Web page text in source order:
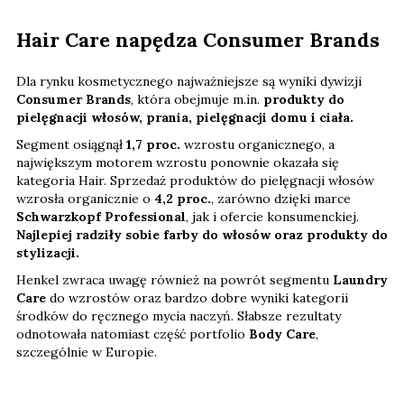
Hair Care napędza Consumer Brands
Dla rynku kosmetycznego najważniejsze są wyniki dywizji
Consumer Brands, która obejmuje m.in. produkty do
pielęgnacji włosów, prania, pielęgnacji domu i ciała.
Segment osiągnął1,7 proc. wzrostu organicznego, a
największym motorem wzrostu ponownie okazała się
kategoria Hair. Sprzedaż produktów do pielęgnacji włosów
wzrosła organicznie o 4,2 proc., zarówno dzięki marce
Schwarzkopf Professional, jak i ofercie konsumenckiej.
Najlepiej radziły sobie farby do włosów oraz produkty do
stylizacji.
Henkel zwraca uwagę również na powrót segmentu Laundry
Care do wzrostów oraz bardzo dobre wyniki kategorii
środków do ręcznego mycia naczyń. Słabsze rezultaty
odnotowała natomiast część portfolio Body Care,
szczególnie w Europie.